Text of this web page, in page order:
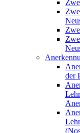
der